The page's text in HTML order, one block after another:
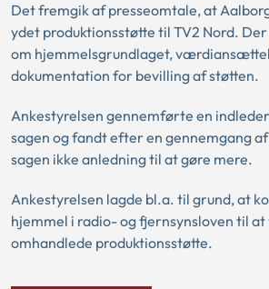
Det fremgik af presseomtale, at
ydet produktionsstøtte til TV2 Nord.
om hjemmelsgrundlaget,
dokumentation for bevilling af støtten.
Ankestyrelsen gennemførte en
sagen og fandt efter en gennemgang
sagen ikke anledning til at gøre mere.
Ankestyrelsen lagde bl.a. til grund, at
hjemmel i radio- og fjernsynsloven til at
omhandlede produktionsstøtte.